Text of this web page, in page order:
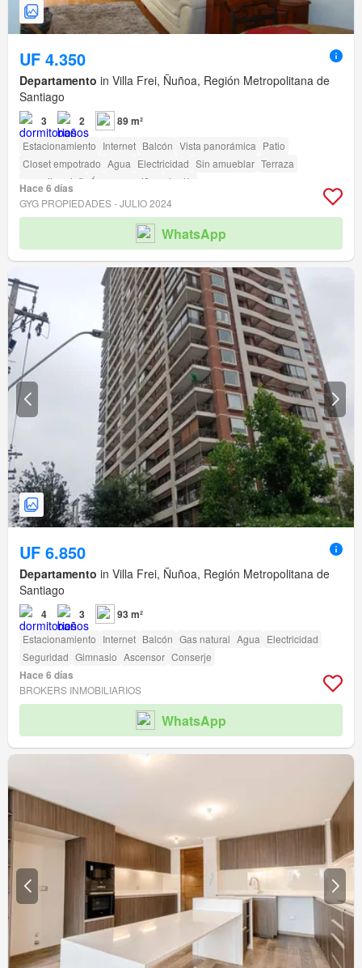
UF 4.350
Departamento in Villa Frei, Ñuñoa, Región Metropolitana de
Santiago
3 2 89 m²
Estacionamiento Internet Balcón Vista panorámica Patio
Closet empotrado Agua Electricidad Sin amueblar Terraza
amenity_wi_fi
Área para niños Jardín
Hace 6 días
GYG PROPIEDADES - JULIO 2024
WhatsApp
UF 6.850
Departamento in Villa Frei, Ñuñoa, Región Metropolitana de
Santiago
4 3 93 m²
Estacionamiento Internet Balcón Gas natural Agua Electricidad
Seguridad Gimnasio Ascensor Conserje
Hace 6 días
BROKERS INMOBILIARIOS
WhatsApp